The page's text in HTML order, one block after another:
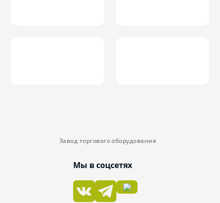
Завод торгового оборудования
Мы в соцсетях